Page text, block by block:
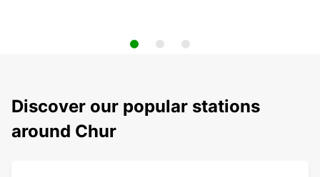
Discover our popular stations
around Chur